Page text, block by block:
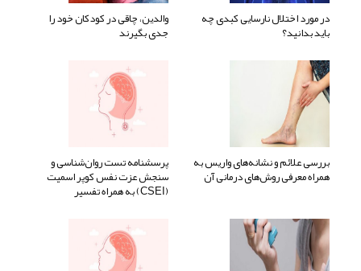
در مورد اختلال نارسایی کبدی چه
باید بدانید؟
والدین، چاقی در کودکان خود را
جدی بگیرند
بررسی علائم و نشانه‌های واریس به
همراه معرفی روش‌های درمانی آن
پرسشنامه تست روان‌شناسی و
سنجش عزت نفس کوپر اسمیت
(CSEI) به همراه تفسیر